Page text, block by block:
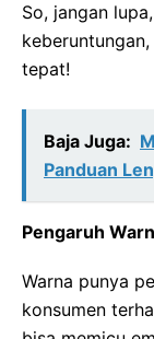
So, jangan
tepat!
Baja Juga:
Panduan
Pengaruh
Warna punya
konsumen